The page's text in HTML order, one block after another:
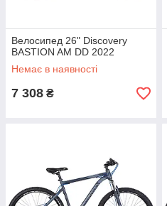
Велосипед 26" Discovery
BASTION AM DD 2022
Немає в наявності
7 308 ₴